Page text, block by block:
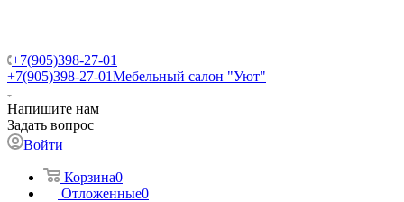
+7(905)398-27-01
+7(905)398-27-01Мебельный салон "Уют"
Напишите нам
Задать вопрос
Войти
Корзина0
Отложенные0